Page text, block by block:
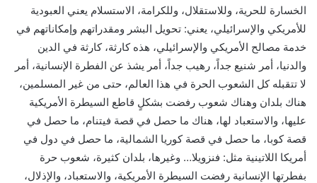
الخسارة للحرية، وللاستقلال، وللكرامة، الاستسلام يعني العبودية
للأمريكي والإسرائيلي، يعني: تحويل البشر ومقدراتهم وإمكاناتهم في
خدمة مصالح الأمريكي والإسرائيلي، هذه كارثة، كارثة في الدين
والدنيا، أمر شنيع جداً، رهيب جداً، أمر يشذ عن الفطرة الإنسانية، أمر
لا تتقبله كل الشعوب الحرة في هذا العالم، حتى من غير المسلمين،
هناك بلدان وهناك شعوب رفضت بشكلٍ قاطع السيطرة الأمريكية
عليها، والاستعباد لها، هناك ما حصل في قصة فيتنام، ما حصل في
قصة كوبا، ما حصل في قصة كوريا الشمالية، ما حصل في دول في
أمريكا اللاتينية مثل: فنزويلا… وغيرها، بلدان كثيرة، شعوب حرة
بفطرتها الإنسانية رفضت السيطرة الأمريكية، والاستعباد، والإذلال،